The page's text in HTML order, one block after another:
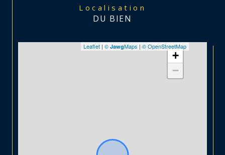
Localisation
DU BIEN
+
−
Leaflet | © JawgMaps | © OpenStreetMap